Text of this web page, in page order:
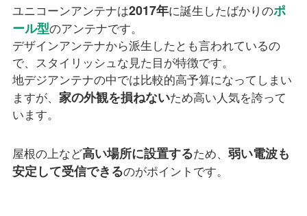
ユニコーンアンテナは2017年に誕生したばかりのポ
ール型のアンテナです。
デザインアンテナから派生したとも言われているの
で、スタイリッシュな見た目が特徴です。
地デジアンテナの中では比較的高予算になってしまい
ますが、 家の外観を損ねないため高い人気を誇って
います。
屋根の上など高い場所に設置するため、 弱い電波も
安定して受信できるのがポイントです。